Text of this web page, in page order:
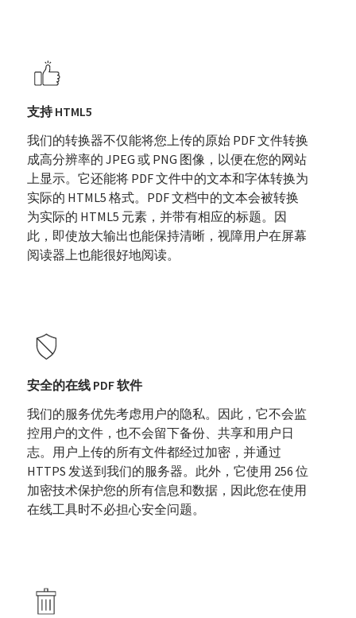
支持 HTML5
我们的转换器不仅能将您上传的原始 PDF 文件转换
成高分辨率的 JPEG 或 PNG 图像，以便在您的网站
上显示。它还能将 PDF 文件中的文本和字体转换为
实际的 HTML5 格式。PDF 文档中的文本会被转换
为实际的 HTML5 元素，并带有相应的标题。因
此，即使放大输出也能保持清晰，视障用户在屏幕
阅读器上也能很好地阅读。
安全的在线 PDF 软件
我们的服务优先考虑用户的隐私。因此，它不会监
控用户的文件，也不会留下备份、共享和用户日
志。用户上传的所有文件都经过加密，并通过
HTTPS 发送到我们的服务器。此外，它使用 256 位
加密技术保护您的所有信息和数据，因此您在使用
在线工具时不必担心安全问题。